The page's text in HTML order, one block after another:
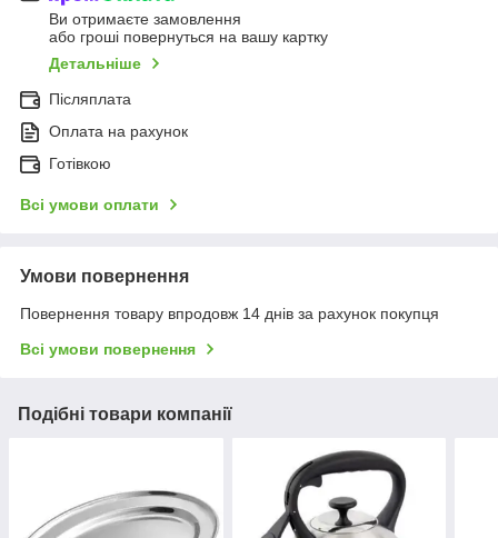
Ви отримаєте замовлення
або гроші повернуться на вашу картку
Детальніше
Післяплата
Оплата на рахунок
Готівкою
Всі умови оплати
Умови повернення
Повернення товару впродовж 14 днів за рахунок покупця
Всі умови повернення
Подібні товари компанії